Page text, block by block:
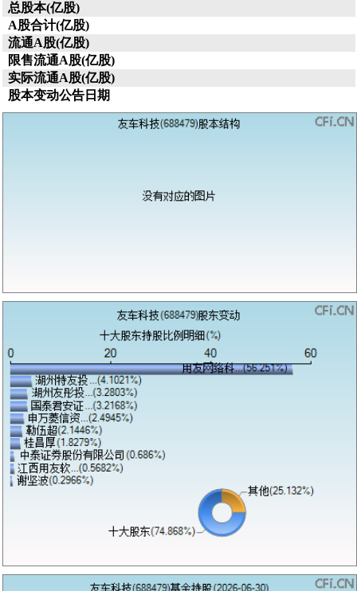
总股本(亿股)
A股合计(亿股)
流通A股(亿股)
限售流通A股(亿股)
实际流通A股(亿股)
股本变动公告日期